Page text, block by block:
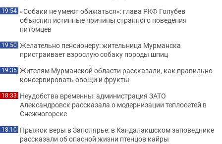
19:54 «Собаки не умеют обижаться»: глава РКФ Голубев
объяснил истинные причины странного поведения
питомцев
19:50 Желательно пенсионеру: жительница Мурманска
пристраивает взрослую собаку породы шпиц
19:35 Жителям Мурманской области рассказали, как правильно
консервировать овощи и фрукты
18:33 Неудобства временны: администрация ЗАТО
Александровск рассказала о модернизации теплосетей в
Снежногорске
18:10 Прыжок веры в Заполярье: в Кандалакшском заповеднике
рассказали об опасной жизни птенцов кайры